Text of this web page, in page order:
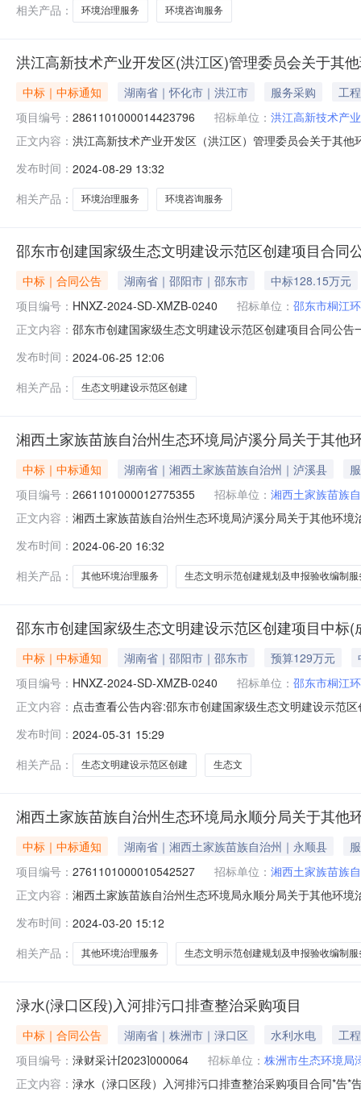
相关产品：
环境治理服务 环境咨询服务
洪江高新技术产业开发区(洪江区)管理委员会关于其
中标｜中标通知 湖南省｜怀化市｜洪江市 服务采购
工程
项目编号： 2861101000014423796 招标单位： 洪江高新技术产
正文内容： 洪江高新技术产业开发区（洪江区）管理委员会关于其
信息：项目所在行政区划编码:431213项目所在行政区划
发布时间： 2024-08-29 13:32
相关产品：
环境治理服务 环境咨询服务
邵东市创建国家级生态文明建设示范区创建项目合同
中标｜合同公告 湖南省｜邵阳市｜邵东市
中标128.15万元
项目编号： HNXZ-2024-SD-XMZB-0240 招标单位： 邵东市桐江
正文内容： 邵东市创建国家级生态文明建设示范区创建项目合同公
六楼联系方式:13786972156供应商(乙方):湖南省壹泰环
发布时间： 2024-06-25 12:06
相关产品：
生态文明建设示范区创建
湘西土家族苗族自治州生态环境局泸溪分局关于其他
中标｜中标通知 湖南省｜湘西土家族苗族自治州｜泸溪县
项目编号： 2661101000012775355 招标单位： 湘西土家族苗族
正文内容： 湘西土家族苗族自治州生态环境局泸溪分局关于其他环
项目所在行政区划编码:433199项目所在行政区划名称:
发布时间： 2024-06-20 16:32
相关产品：
其他环境治理服务 生态文明示范创建规划及申报验收编制服
邵东市创建国家级生态文明建设示范区创建项目中标(
中标｜中标通知 湖南省｜邵阳市｜邵东市 预算129万元
项目编号： HNXZ-2024-SD-XMZB-0240 招标单位： 邵东市桐江
正文内容： 点击查看公告内容:邵东市创建国家级生态文明建设示范
二、其他：详见附件三、监督部门本招标项目的监督部
生电
发布时间： 2024-05-31 15:29
相关产品：
生态文明建设示范区创建 生态文
湘西土家族苗族自治州生态环境局永顺分局关于其他
中标｜中标通知 湖南省｜湘西土家族苗族自治州｜永顺县
项目编号： 2761101000010542527 招标单位： 湘西土家族苗族
中标单位： 湖南省壹泰环保
正文内容： 湘西土家族苗族自治州生态环境局永顺分局关于其他环
购计划信息：项目所在行政区划编码:433199项目所在行
发布时间： 2024-03-20 15:12
相关产品：
其他环境治理服务 生态文明示范创建规划及申报验收编制服
渌水(渌口区段)入河排污口排查整治采购项目
中标｜合同公告 湖南省｜株洲市｜渌口区 水利水电
工程
项目编号： 渌财采计[2023]000064 招标单位： 株洲市生态环境局
正文内容： 渌水（渌口区段）入河排污口排查整治采购项目合同*告